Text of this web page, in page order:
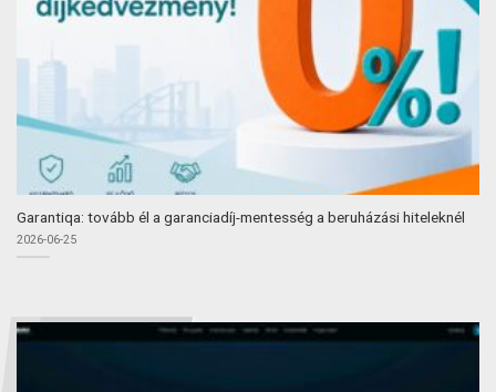
Garantiqa: tovább él a garanciadíj-mentesség a beruházási hiteleknél
2026-06-25